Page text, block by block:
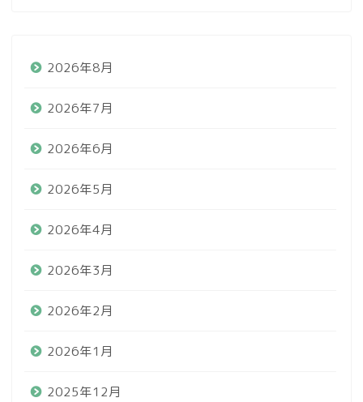
2026年8月
2026年7月
2026年6月
2026年5月
2026年4月
2026年3月
2026年2月
2026年1月
2025年12月